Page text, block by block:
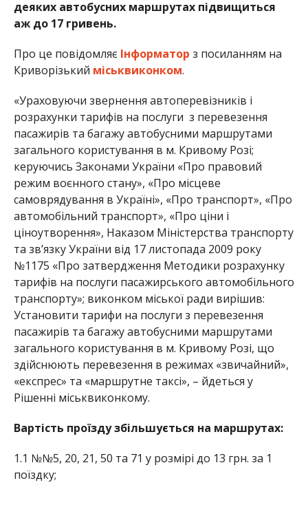
деяких автобусних маршрутах підвищиться
аж до 17 гривень.
Про це повідомляє Інформатор з посиланням на
Криворізький міськвиконком.
«Ураховуючи звернення автоперевізників і
розрахунки тарифів на послуги з перевезення
пасажирів та багажу автобусними маршрутами
загального користування в м. Кривому Розі;
керуючись Законами України «Про правовий
режим воєнного стану», «Про місцеве
самоврядування в Україні», «Про транспорт», «Про
автомобільний транспорт», «Про ціни і
ціноутворення», Наказом Міністерства транспорту
та зв’язку України від 17 листопада 2009 року
№1175 «Про затвердження Методики розрахунку
тарифів на послуги пасажирського автомобільного
транспорту»; виконком міської ради вирішив:
Установити тарифи на послуги з перевезення
пасажирів та багажу автобусними маршрутами
загального користування в м. Кривому Розі, що
здійснюють перевезення в режимах «звичайний»,
«експрес» та «маршрутне таксі», – йдеться у
Рішенні міськвиконкому.
Вартість проїзду збільшується на маршрутах:
1.1 №№5, 20, 21, 50 та 71 у розмірі до 13 грн. за 1
поїздку;